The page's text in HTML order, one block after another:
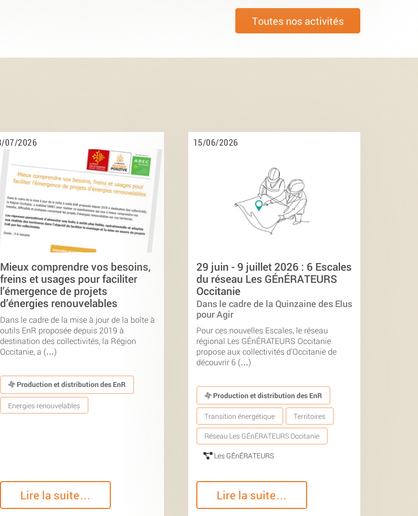
Toutes nos activités
07/2026
Mieux comprendre vos besoins,
freins et usages pour faciliter
l’émergence de projets
d’énergies renouvelables
Dans le cadre de la mise à jour de la boîte à
outils EnR proposée depuis 2019 à
destination des collectivités, la Région
Occitanie, a (…)
Production et distribution des EnR
Energies renouvelables
Lire la suite…
15/06/2026
29 juin - 9 juillet 2026 : 6 Escales
du réseau Les GÉnÉRATEURS
Occitanie
Dans le cadre de la Quinzaine des Elus
pour Agir
Pour ces nouvelles Escales, le réseau
régional Les GÉnÉRATEURS Occitanie
propose aux collectivités d’Occitanie de
découvrir 6 (…)
Production et distribution des EnR
Transition énergétique Territoires
Réseau Les GÉnÉRATEURS Occitanie
Les GÉnÉRATEURS
Lire la suite…